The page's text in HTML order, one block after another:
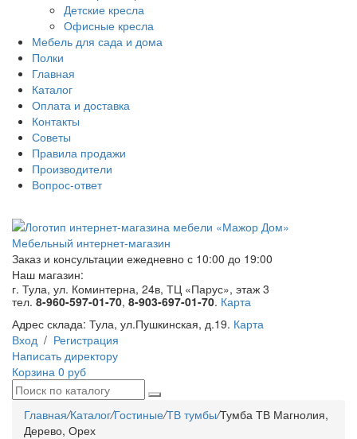
Детские кресла
Офисные кресла
Мебель для сада и дома
Полки
Главная
Каталог
Оплата и доставка
Контакты
Советы
Правила продажи
Производители
Вопрос-ответ
Мебельный интернет-магазин
Заказ и консультации ежедневно с 10:00 до 19:00
Наш магазин:
г. Тула, ул. Коминтерна, 24в, ТЦ «Парус», этаж 3
тел. 8-960-597-01-70, 8-903-697-01-70. Карта
Адрес склада: Тула, ул.Пушкинская, д.19. Карта
Вход / Регистрация
Написать директору
Корзина 0 руб
Главная/Каталог/Гостиные/ТВ тумбы/Тумба ТВ Магнолия,
Дерево, Орех